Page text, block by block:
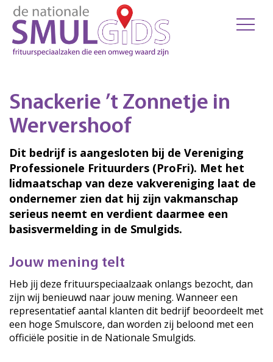
Snackerie ’t Zonnetje in
Wervershoof
Dit bedrijf is aangesloten bij de Vereniging
Professionele Frituurders (ProFri). Met het
lidmaatschap van deze vakvereniging laat de
ondernemer zien dat hij zijn vakmanschap
serieus neemt en verdient daarmee een
basisvermelding in de Smulgids.
Jouw mening telt
Heb jij deze frituurspeciaalzaak onlangs bezocht, dan
zijn wij benieuwd naar jouw mening. Wanneer een
representatief aantal klanten dit bedrijf beoordeelt met
een hoge Smulscore, dan worden zij beloond met een
officiële positie in de Nationale Smulgids.